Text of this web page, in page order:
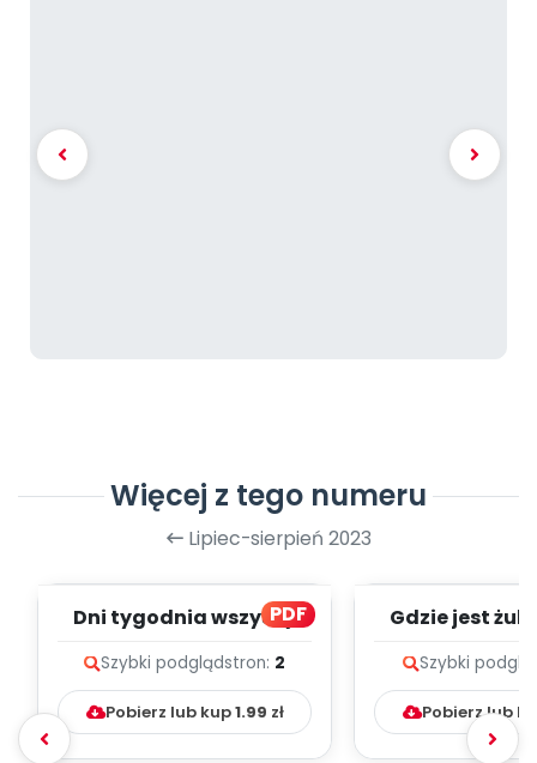
Więcej z tego numeru
Lipiec-sierpień 2023
PDF
Dni tygodnia wszyscy
tekst
Szybki podglądstron: 2
Pobierz lub kup1.99 zł
Gdzie jest
Szybki
Pobierz lub